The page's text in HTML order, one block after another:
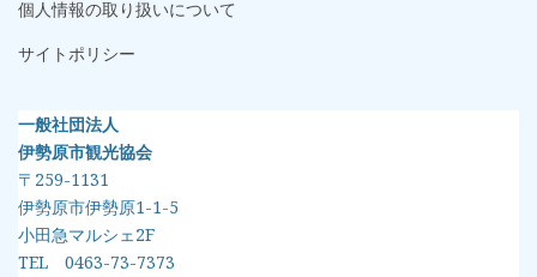
個人情報の取り扱いについて
サイトポリシー
一般社団法人
伊勢原市観光協会
〒259-1131
伊勢原市伊勢原1-1-5
小田急マルシェ2F
TEL 0463-73-7373